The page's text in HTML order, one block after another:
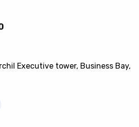
Executive tower, Business Bay,